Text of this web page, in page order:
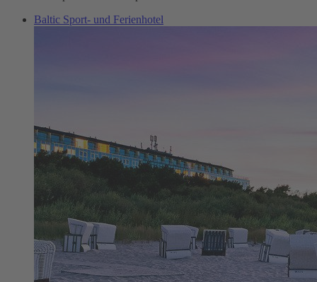
Baltic Sport- und Ferienhotel